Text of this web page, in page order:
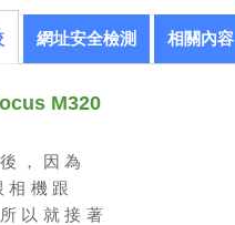
網址安全檢測 相關內容
M320
，因為
機跟
以就接著